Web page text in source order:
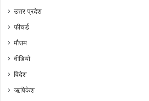
उत्तर प्रदेश
फीचर्ड
मौसम
वीडियो
विदेश
ऋषिकेश